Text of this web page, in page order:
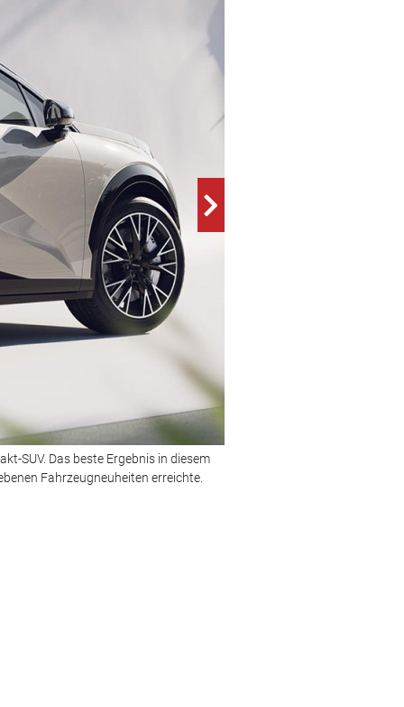
SUV. Das beste Ergebnis in diesem
Fahrzeugneuheiten erreichte.